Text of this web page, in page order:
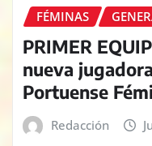
FÉMINAS
PRIMER
nueva
Portuense
Redacción